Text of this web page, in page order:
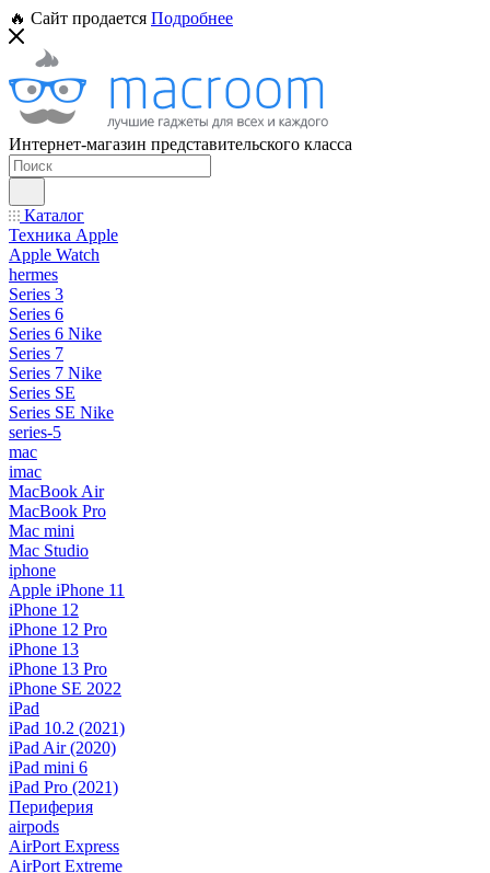
🔥 Сайт продается Подробнее
Интернет-магазин представительского класса
Каталог
Техника Apple
Apple Watch
hermes
Series 3
Series 6
Series 6 Nike
Series 7
Series 7 Nike
Series SE
Series SE Nike
series-5
mac
imac
MacBook Air
MacBook Pro
Mac mini
Mac Studio
iphone
Apple iPhone 11
iPhone 12
iPhone 12 Pro
iPhone 13
iPhone 13 Pro
iPhone SE 2022
iPad
iPad 10.2 (2021)
iPad Air (2020)
iPad mini 6
iPad Pro (2021)
Периферия
airpods
AirPort Express
AirPort Extreme